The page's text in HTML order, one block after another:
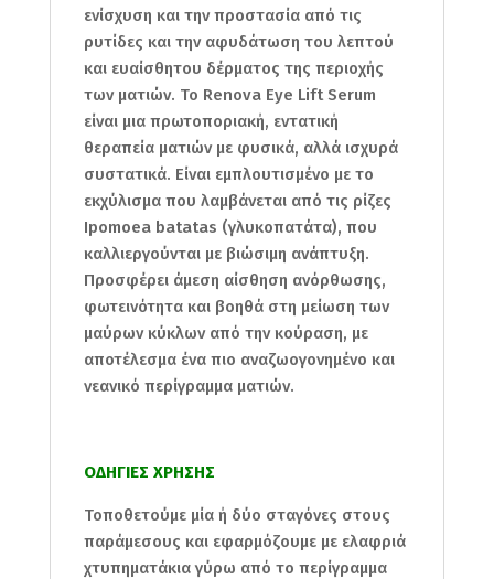
ενίσχυση και την προστασία από τις
ρυτίδες και την αφυδάτωση του λεπτού
και ευαίσθητου δέρματος της περιοχής
των ματιών. Το Renova Eye Lift Serum
είναι μια πρωτοποριακή, εντατική
θεραπεία ματιών με φυσικά, αλλά ισχυρά
συστατικά. Είναι εμπλουτισμένο με το
εκχύλισμα που λαμβάνεται από τις ρίζες
Ipomoea batatas (γλυκοπατάτα), που
καλλιεργούνται με βιώσιμη ανάπτυξη.
Προσφέρει άμεση αίσθηση ανόρθωσης,
φωτεινότητα και βοηθά στη μείωση των
μαύρων κύκλων από την κούραση, με
αποτέλεσμα ένα πιο αναζωογονημένο και
νεανικό περίγραμμα ματιών.
ΟΔΗΓΙΕΣ ΧΡΗΣΗΣ
Τοποθετούμε μία ή δύο σταγόνες στους
παράμεσους και εφαρμόζουμε με ελαφριά
χτυπηματάκια γύρω από το περίγραμμα